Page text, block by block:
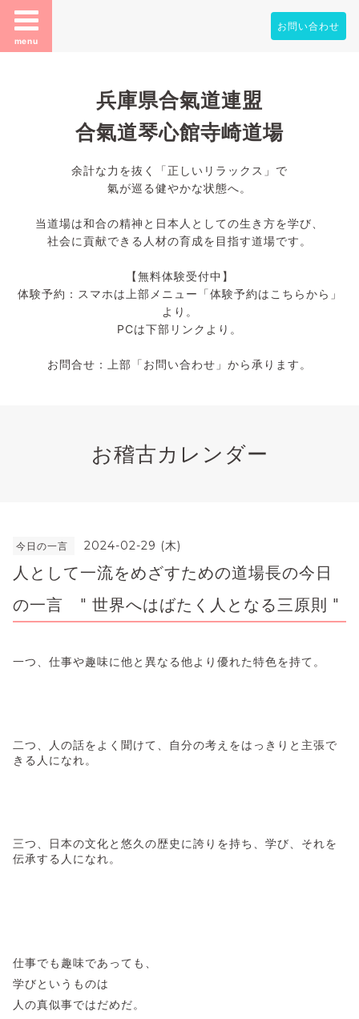
menu
お問い合わせ
兵庫県合氣道連盟
合氣道琴心館寺崎道場
余計な力を抜く「正しいリラックス」で
氣が巡る健やかな状態へ。
当道場は和合の精神と日本人としての生き方を学び、
社会に貢献できる人材の育成を目指す道場です。
【無料体験受付中】
体験予約：スマホは上部メニュー「体験予約はこちらから」
より。
PCは下部リンクより。
お問合せ：上部「お問い合わせ」から承ります。
お稽古カレンダー
今日の一言 2024-02-29 (木)
人として一流をめざすための道場長の今日
の一言 " 世界へはばたく人となる三原則 "
一つ、仕事や趣味に他と異なる他より優れた特色を持て。
二つ、人の話をよく聞けて、自分の考えをはっきりと主張で
きる人になれ。
三つ、日本の文化と悠久の歴史に誇りを持ち、学び、それを
伝承する人になれ。
仕事でも趣味であっても、
学びというものは
人の真似事ではだめだ。